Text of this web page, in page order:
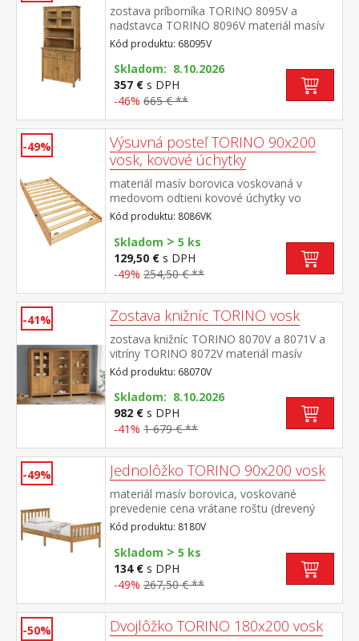
zostava príborníka TORINO 8095V a
nadstavca TORINO 8096V materiál masív
borovica voskovaná v medovom
odtieni kovové úchytky vo farebnom
prevedení černená mosadz príborník: 2
zásuvky s kovovými pojazdmi, 2 plné dvere,
1 polica nadstavec: 2 presklené dvere, 1
80 cm rozmer nadstavca (š/h/v) 90 × 33 ×
100 cm
Kód produktu: 68095V
Skladom: 8.10.2026
357 € s DPH
-46% 665 € **
-49%
Výsuvná posteľ TORINO 90x200
vosk, kovové úchytky
materiál masív borovica voskovaná v
medovom odtieni kovové úchytky vo
farebnom prevedení černená
mosadz výsuvná na kolieskach, cena bez
matraca maximálna odporúčaná výška
matraca 14 cm odporúčaný rozmer
matraca 90 × 200 cm vhodná ako výsuvná
prístelka k pohovke TORINO 8085V
Kód produktu: 8086VK
Skladom > 5 ks
129,50 € s DPH
-49% 254,50 € **
-41% Zostava knižníc TORINO vosk
zostava knižníc TORINO 8070V a 8071V a
vitríny TORINO 8072V materiál masív
borovica voskovaná v medovom
odtieni kovové úchytky vo farebnom
prevedení černená mosadz knižnica 8070V:
štyri police knižnica 8071V: tri police, dve
zásuvky s kovovými pojazdmi vitrína 8072V:
police rozmer knižnice 8070V (š/h/v) 85 × 37
× 190 cm rozmer knižnice 8071V (š/h/v) 85
× 37 × 190 cm rozmer vitríny 8072V (š/h/v)
85 × 37 × 190 cm
Kód produktu: 68070V
Skladom: 8.10.2026
982 € s DPH
-41% 1 679 € **
-49% Jednolôžko TORINO 90x200 vosk
materiál masív borovica, voskované
prevedenie cena vrátane roštu (drevený
latkový) bez matraca odporúčaný rozmer
matraca 90 × 200 cm
Kód produktu: 8180V
Skladom > 5 ks
134 € s DPH
-49% 267,50 € **
-50% Dvojlôžko TORINO 180x200 vosk